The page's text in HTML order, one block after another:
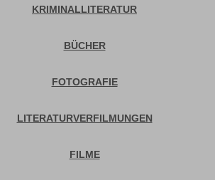
KRIMINALLITERATUR
BÜCHER
FOTOGRAFIE
LITERATURVERFILMUNGEN
FILME